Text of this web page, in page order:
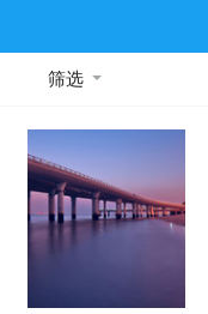
筛选